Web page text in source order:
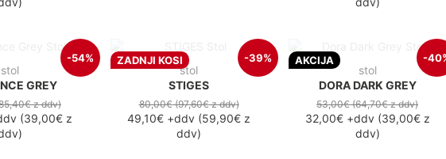
-54%
stol
GREY
z ddv)
(39,00€ z
)
ZADNJI KOSI -39%
stol
STIGES
80,00€(97,60€z ddv)
49,10€ +ddv (59,90€ z
ddv)
AKCIJA -
stol
DORA DARK GREY
53,00€(64,70€z ddv)
32,00€+ddv(39,00€z
ddv)